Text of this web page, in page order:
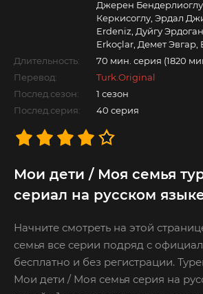
Джерен
Керкисоглу, Эрдал
Erdeniz, Дуйгу
Erkoçlar, Демет Эвгар,
Длительность:
70 мин. серия (1820
Перевод:
Turk.Original
Послед.сезон:
1 сезон
Послед.серия:
40 серия
Мои дети / Моя семья
сериал на русском
Начните смотреть на этой
семья все серии подряд с
бесплатно и без регистрации.
Мои дети / Моя семья серия на